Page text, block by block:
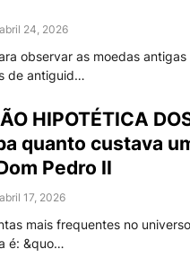
abril 24, 2026
observar as moedas
de antiguid…
HIPOTÉTICA
quanto custava
Pedro II
abril 17, 2026
mais frequentes no
é: &quo…